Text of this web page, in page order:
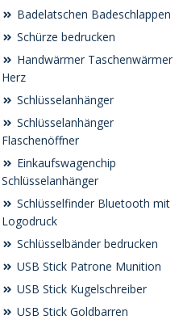
Badelatschen Badeschlappen
Schürze bedrucken
Handwärmer Taschenwärmer
Herz
Schlüsselanhänger
Schlüsselanhänger
Flaschenöffner
Einkaufswagenchip
Schlüsselanhänger
Schlüsselfinder Bluetooth mit
Logodruck
Schlüsselbänder bedrucken
USB Stick Patrone Munition
USB Stick Kugelschreiber
USB Stick Goldbarren